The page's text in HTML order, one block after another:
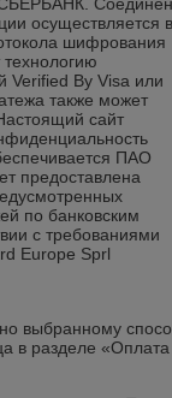
осуществляется
шифрования
Verified By Visa или
также может
сайт
ПАО
предоставлена
по банковским
с требованиями
Europe Sprl
выбранному
в разделе